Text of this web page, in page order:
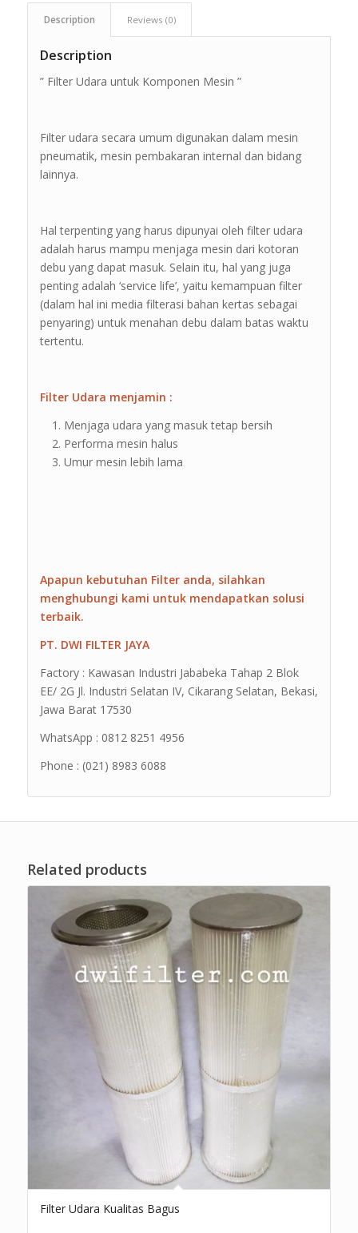
Description Reviews (0)
Description
” Filter Udara untuk Komponen Mesin ”
Filter udara secara umum digunakan dalam mesin
pneumatik, mesin pembakaran internal dan bidang
lainnya.
Hal terpenting yang harus dipunyai oleh filter udara
adalah harus mampu menjaga mesin dari kotoran
debu yang dapat masuk. Selain itu, hal yang juga
penting adalah ‘service life’, yaitu kemampuan filter
(dalam hal ini media filterasi bahan kertas sebagai
penyaring) untuk menahan debu dalam batas waktu
tertentu.
Filter Udara menjamin :
Menjaga udara yang masuk tetap bersih
Performa mesin halus
Umur mesin lebih lama
Apapun kebutuhan Filter anda, silahkan
menghubungi kami untuk mendapatkan solusi
terbaik.
PT. DWI FILTER JAYA
Factory : Kawasan Industri Jababeka Tahap 2 Blok
EE/ 2G Jl. Industri Selatan IV, Cikarang Selatan, Bekasi,
Jawa Barat 17530
WhatsApp : 0812 8251 4956
Phone : (021) 8983 6088
Related products
Filter Udara Kualitas Bagus